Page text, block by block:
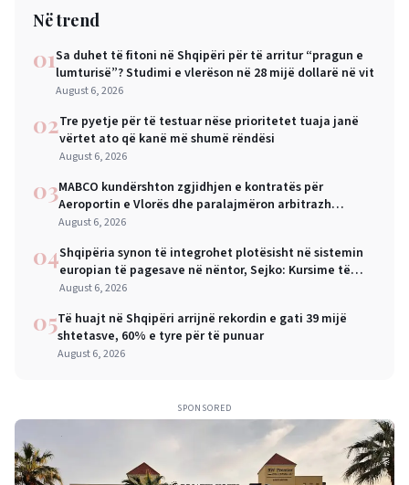
Në trend
01Sa duhet të fitoni në Shqipëri për të arritur “pragun e
lumturisë”? Studimi e vlerëson në 28 mijë dollarë në vit
August 6, 2026
02Tre pyetje për të testuar nëse prioritetet tuaja janë
vërtet ato që kanë më shumë rëndësi
August 6, 2026
03MABCO kundërshton zgjidhjen e kontratës për
Aeroportin e Vlorës dhe paralajmëron arbitrazh
ndërkombëtar
August 6, 2026
04Shqipëria synon të integrohet plotësisht në sistemin
europian të pagesave në nëntor, Sejko: Kursime të
mëdha për qytetarët dhe bizneset
August 6, 2026
05Të huajt në Shqipëri arrijnë rekordin e gati 39 mijë
shtetasve, 60% e tyre për të punuar
August 6, 2026
SPONSORED